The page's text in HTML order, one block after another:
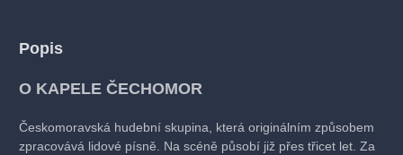
Popis
O KAPELE ČECHOMOR
Českomoravská hudební skupina, která originálním způsobem
zpracovává lidové písně. Na scéně působí již přes třicet let. Za